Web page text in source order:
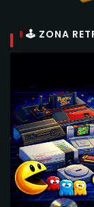
🕹 ZONA